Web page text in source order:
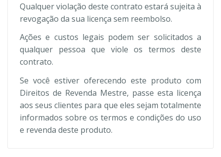
Qualquer violação deste contrato estará sujeita à
revogação da sua licença sem reembolso.
Ações e custos legais podem ser solicitados a
qualquer pessoa que viole os termos deste
contrato.
Se você estiver oferecendo este produto com
Direitos de Revenda Mestre, passe esta licença
aos seus clientes para que eles sejam totalmente
informados sobre os termos e condições do uso
e revenda deste produto.